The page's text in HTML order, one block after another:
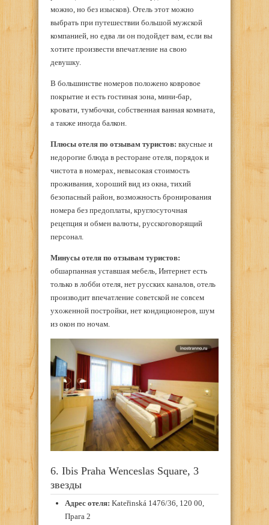
можно, но без изысков). Отель этот можно
выбрать при путешествии большой мужской
компанией, но едва ли он подойдет вам, если вы
хотите произвести впечатление на свою
девушку.
В большинстве номеров положено ковровое
покрытие и есть гостиная зона, мини-бар,
кровати, тумбочки, собственная ванная комната,
а также иногда балкон.
Плюсы отеля по отзывам туристов: вкусные и
недорогие блюда в ресторане отеля, порядок и
чистота в номерах, невысокая стоимость
проживания, хороший вид из окна, тихий
безопасный район, возможность бронирования
номера без предоплаты, круглосуточная
рецепция и обмен валюты, русскоговорящий
персонал.
Минусы отеля по отзывам туристов:
обшарпанная уставшая мебель, Интернет есть
только в лобби отеля, нет русских каналов, отель
производит впечатление советской не совсем
ухоженной постройки, нет кондиционеров, шум
из окон по ночам.
6. Ibis Praha Wenceslas Square, 3
звезды
Адрес отеля: Kateřinská 1476/36, 120 00,
Прага 2